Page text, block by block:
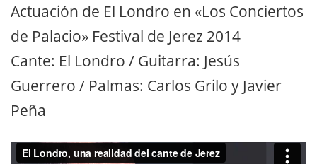
Actuación de El Londro en «Los Conciertos
de Palacio» Festival de Jerez 2014
Cante: El Londro / Guitarra: Jesús
Guerrero / Palmas: Carlos Grilo y Javier
Peña